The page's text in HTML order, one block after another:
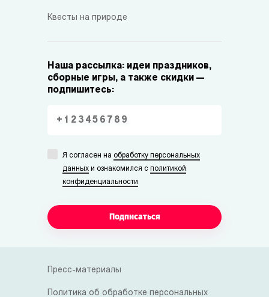
Квесты на природе
Наша рассылка: идеи праздников,
сборные игры, а также скидки —
подпишитесь:
Я согласен на обработку персональных
данных и ознакомился с политикой
конфиденциальности
Подписаться
Пресс-материалы
Политика об обработке персональных